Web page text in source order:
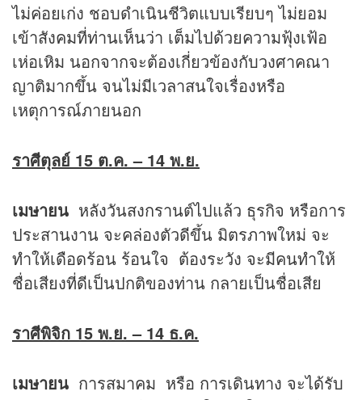
ไม่ค่อยเก่ง ชอบดำเนินชีวิตแบบเรียบๆ ไม่ยอม
เข้าสังคมที่ท่านเห็นว่า เต็มไปด้วยความฟุ้งเฟ้อ
เห่อเหิม นอกจากจะต้องเกี่ยวข้องกับวงศาคณา
ญาติมากขึ้น จนไม่มีเวลาสนใจเรื่องหรือ
เหตุการณ์ภายนอก
ราศีตุลย์ 15 ต.ค. – 14 พ.ย.
เมษายน หลังวันสงกรานต์ไปแล้ว ธุรกิจ หรือการ
ประสานงาน จะคล่องตัวดีขึ้น มิตรภาพใหม่ จะ
ทำให้เดือดร้อน ร้อนใจ ต้องระวัง จะมีคนทำให้
ชื่อเสียงที่ดีเป็นปกติของท่าน กลายเป็นชื่อเสีย
ราศีพิจิก 15 พ.ย. – 14 ธ.ค.
เมษายน การสมาคม หรือ การเดินทาง จะได้รับ